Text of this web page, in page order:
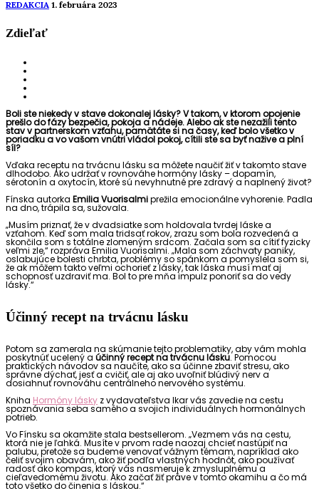
REDAKCIA 1. februára 2023
Zdieľať
Boli ste niekedy v stave dokonalej lásky? V takom, v ktorom opojenie
prešlo do fázy bezpečia,pokoja a nádeje. Alebo ak ste nezažili tento
stav v partnerskom vzťahu, pamätáte si na časy,keď bolo všetko v
poriadku a vo vašom vnútri vládol pokoj, cítili ste sa byť nažive a plní
síl?
Vďaka receptu na trvácnu lásku sa môžete naučiť žiť v takomto stave
dlhodobo. Ako udržať v rovnováhe hormóny lásky – dopamín,
sérotonín a oxytocín, ktoré sú nevyhnutné pre zdravý a naplnený život?
Fínska autorka Emilia Vuorisalmiprežila emocionálne vyhorenie. Padla
na dno, trápila sa, sužovala.
„Musím priznať, že v dvadsiatke som holdovala tvrdej láske a
vzťahom. Keď som mala tridsať rokov, zrazu som bola rozvedená a
skončila som s totálne zlomeným srdcom. Začala som sa cítiť fyzicky
veľmi zle,“ rozpráva Emilia Vuorisalmi. „Mala som záchvaty paniky,
oslabujúce bolesti chrbta, problémy so spánkom a pomyslela som si,
že ak môžem takto veľmi ochorieť z lásky, tak láska musí mať aj
schopnosť uzdraviť ma. Bol to pre mňa impulz ponoriť sa do vedy
lásky.“
Účinný recept na trvácnu lásku
Potom sa zamerala na skúmanie tejto problematiky, aby vám mohla
poskytnúť ucelený a účinný recept na trvácnu lásku. Pomocou
praktických návodov sa naučíte, ako sa účinne zbaviť stresu, ako
správne dýchať, jesť a cvičiť, ale aj ako uvoľniť blúdivý nerv a
dosiahnuť rovnováhu centrálneho nervového systému.
Kniha Hormóny lásky z vydavateľstva Ikar vás zavedie na cestu
spoznávania seba samého a svojich individuálnych hormonálnych
potrieb.
Vo Fínsku sa okamžite stala bestsellerom. „Vezmem vás na cestu,
ktorá nie je ľahká. Musíte v prvom rade naozaj chcieť nastúpiť na
palubu, pretože sa budeme venovať vážnym témam, napríklad ako
čeliť svojim obavám, ako žiť podľa vlastných hodnôt, ako používať
radosť ako kompas, ktorý vás nasmeruje k zmysluplnému a
cieľavedomému životu. Ako začať žiť práve v tomto okamihu a čo má
toto všetko do činenia s láskou.“